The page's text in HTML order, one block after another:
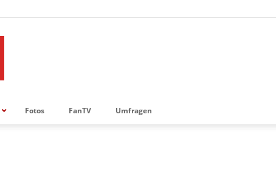
Fotos FanTV Umfragen